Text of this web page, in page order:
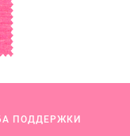
ПОДДЕРЖКИ